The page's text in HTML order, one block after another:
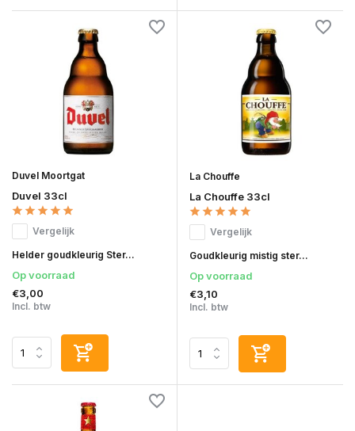
Duvel Moortgat
Duvel 33cl
Vergelijk
Helder goudkleurig Ster...
Op voorraad
€3,00
Incl. btw
La Chouffe
La Chouffe 33cl
Vergelijk
Goudkleurig mistig ster...
Op voorraad
€3,10
Incl. btw